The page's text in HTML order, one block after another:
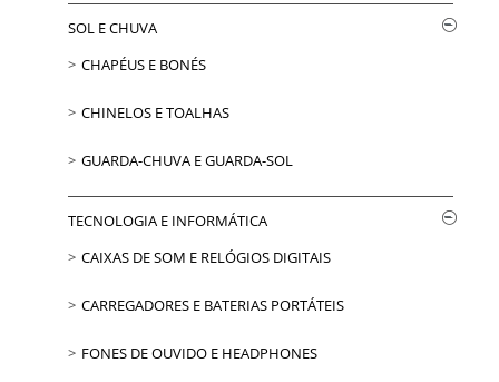
SOL E CHUVA
CHAPÉUS E BONÉS
CHINELOS E TOALHAS
GUARDA-CHUVA E GUARDA-SOL
TECNOLOGIA E INFORMÁTICA
CAIXAS DE SOM E RELÓGIOS DIGITAIS
CARREGADORES E BATERIAS PORTÁTEIS
FONES DE OUVIDO E HEADPHONES